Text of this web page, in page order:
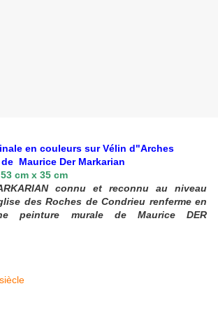
en couleurs sur Vélin d"Arches
Maurice Der Markarian
cm x 35 cm
connu et reconnu au niveau
des Roches de Condrieu renferme en
peinture murale de Maurice DER